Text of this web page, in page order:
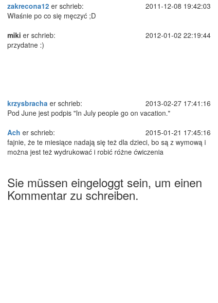
zakrecona12 er schrieb:
2011-12-08 19:42:03
Właśnie po co się męczyć ;D
miki er schrieb:
2012-01-02 22:19:44
przydatne :)
krzysbracha er schrieb:
2013-02-27 17:41:16
Pod June jest podpis "In July people go on vacation."
Ach er schrieb:
2015-01-21 17:45:16
fajnie, że te miesiące nadają się też dla dzieci, bo są z wymową i
można jest też wydrukować i robić różne ćwiczenia
Sie müssen eingeloggt sein, um einen
Kommentar zu schreiben.